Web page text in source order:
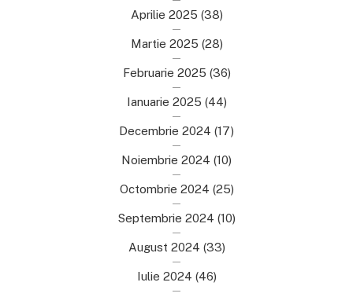
Aprilie 2025 (38)
Martie 2025 (28)
Februarie 2025 (36)
Ianuarie 2025 (44)
Decembrie 2024 (17)
Noiembrie 2024 (10)
Octombrie 2024 (25)
Septembrie 2024 (10)
August 2024 (33)
Iulie 2024 (46)